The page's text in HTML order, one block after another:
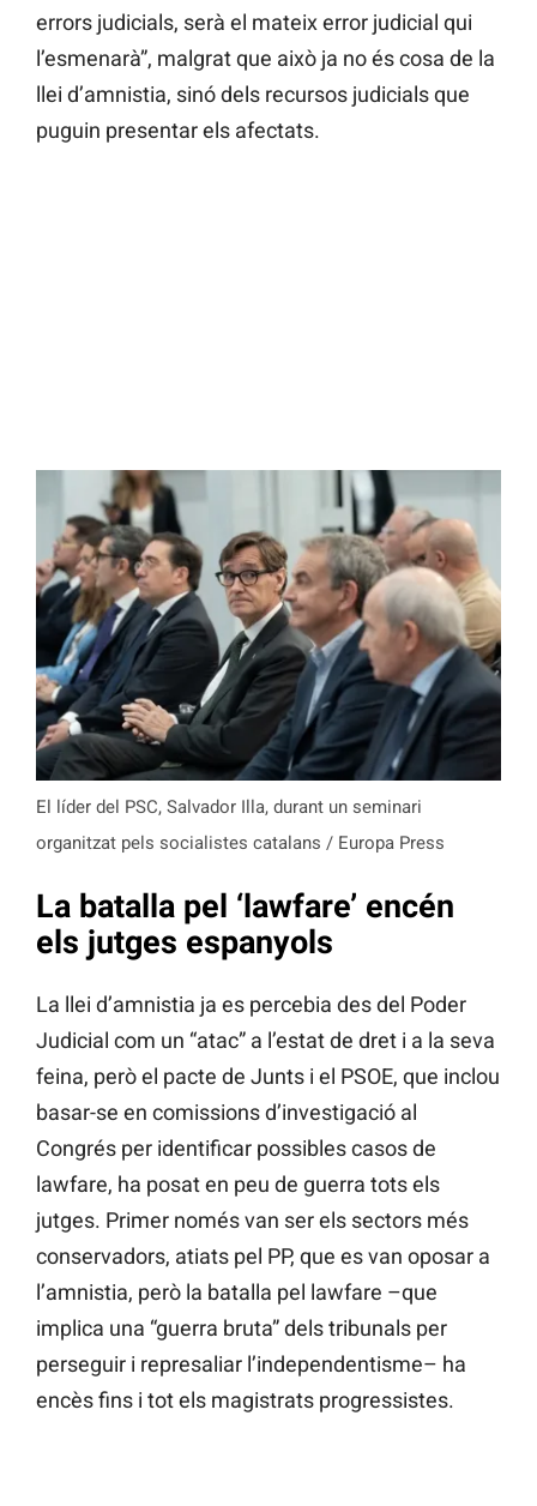
errors judicials, serà el mateix error judicial qui
l’esmenarà”, malgrat que això ja no és cosa de la
llei d’amnistia, sinó dels recursos judicials que
puguin presentar els afectats.
El líder del PSC, Salvador Illa, durant un seminari
organitzat pels socialistes catalans / Europa Press
La batalla pel ‘lawfare’ encén
els jutges espanyols
La llei d’amnistia ja es percebia des del Poder
Judicial com un “atac” a l’estat de dret i a la seva
feina, però el pacte de Junts i el PSOE, que inclou
basar-se en comissions d’investigació al
Congrés per identificar possibles casos de
lawfare, ha posat en peu de guerra tots els
jutges. Primer només van ser els sectors més
conservadors, atiats pel PP, que es van oposar a
l’amnistia, però la batalla pel lawfare –que
implica una “guerra bruta” dels tribunals per
perseguir i represaliar l’independentisme– ha
encès fins i tot els magistrats progressistes.